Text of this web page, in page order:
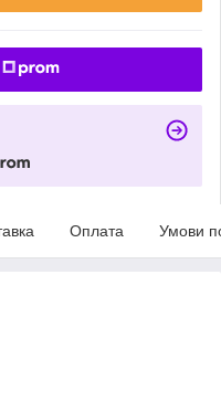
Оплата Умови